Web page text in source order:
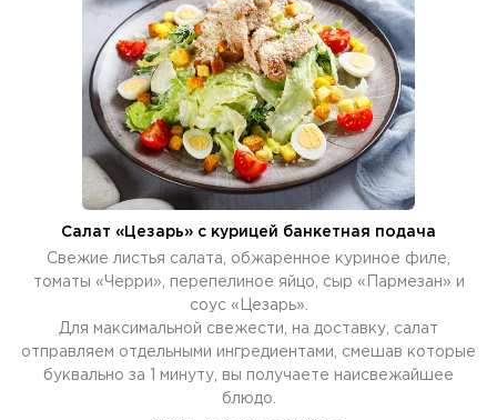
Салат «Цезарь» с курицей банкетная подача
Свежие листья салата, обжаренное куриное филе,
томаты «Черри», перепелиное яйцо, сыр «Пармезан» и
соус «Цезарь».
Для максимальной свежести, на доставку, салат
отправляем отдельными ингредиентами, смешав которые
буквально за 1 минуту, вы получаете наисвежайшее
блюдо.